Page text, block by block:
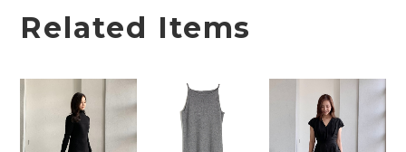
Related Items